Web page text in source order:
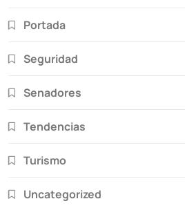
Portada
Seguridad
Senadores
Tendencias
Turismo
Uncategorized